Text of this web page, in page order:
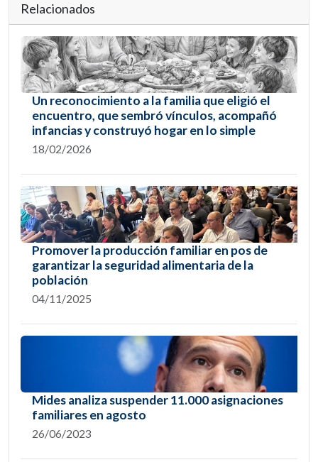
Relacionados
Un reconocimiento a la familia que eligió el
encuentro, que sembró vínculos, acompañó
infancias y construyó hogar en lo simple
18/02/2026
Promover la producción familiar en pos de
garantizar la seguridad alimentaria de la
población
04/11/2025
Mides analiza suspender 11.000 asignaciones
familiares en agosto
26/06/2023